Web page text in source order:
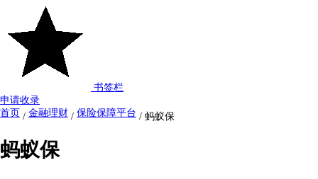
书签栏
申请收录
首页 / 金融理财 / 保险保障平台 / 蚂蚁保
蚂蚁保